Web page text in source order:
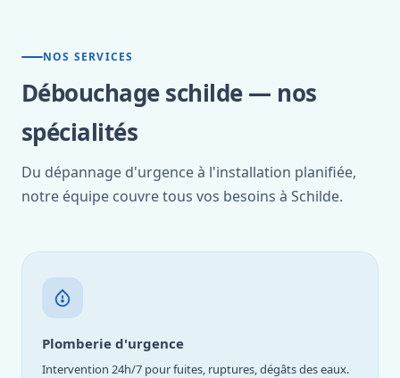
NOS SERVICES
Débouchage schilde — nos
spécialités
Du dépannage d'urgence à l'installation planifiée,
notre équipe couvre tous vos besoins à Schilde.
Plomberie d'urgence
Intervention 24h/7 pour fuites, ruptures, dégâts des eaux.